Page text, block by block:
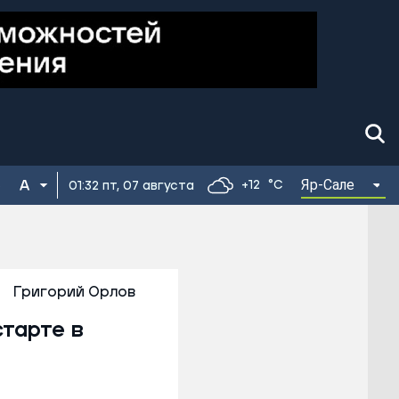
01:32 пт, 07 августа +12 °C Яр-Сале
Григорий Орлов
в